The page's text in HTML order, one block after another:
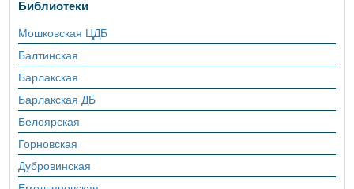
Библиотеки
Мошковская ЦДБ
Балтинская
Барлакская
Барлакская ДБ
Белоярская
Горновская
Дубровинская